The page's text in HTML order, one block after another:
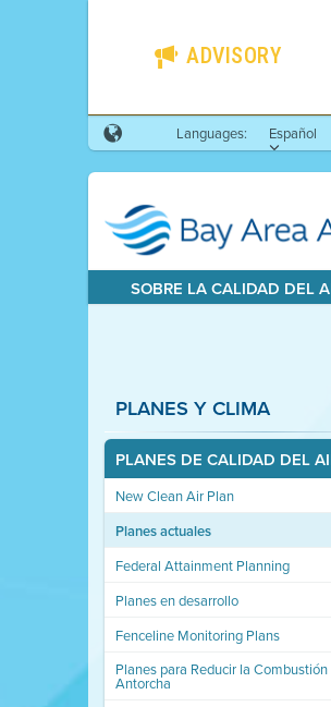
ADVISORY
Languages:
Español
SOBRE LA CALIDAD DEL
PLANES Y CLIMA
PLANES DE CALIDAD DEL
New Clean Air Plan
Planes actuales
Federal Attainment Planning
Planes en desarrollo
Fenceline Monitoring Plans
Planes para Reducir la Combustión
Antorcha